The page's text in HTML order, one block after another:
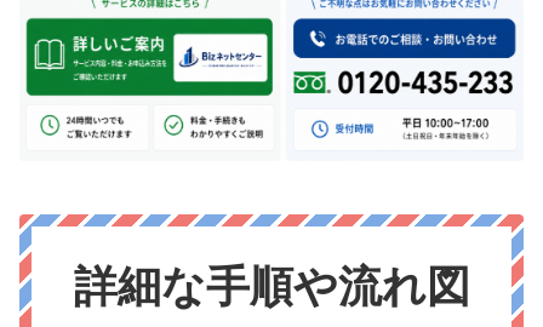
詳細な手順や流れ図